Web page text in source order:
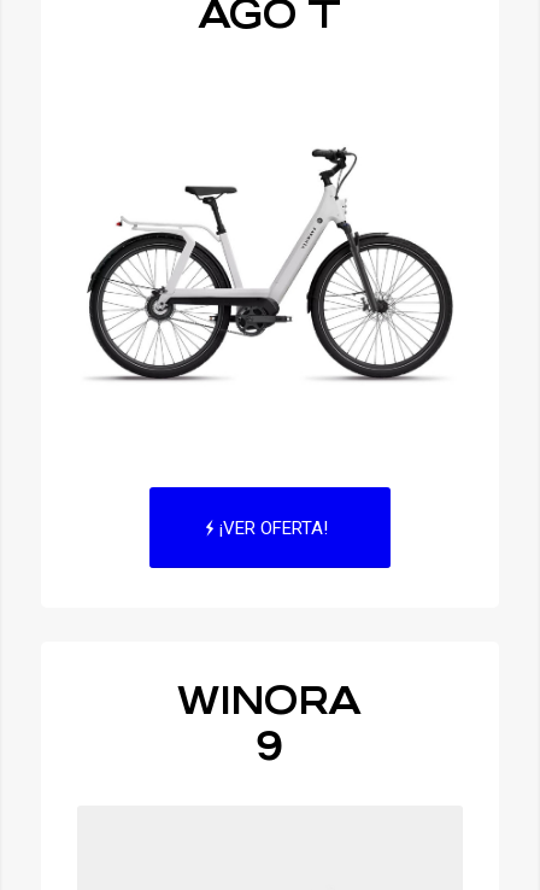
AGO T
¡VER OFERTA!
WINORA
9